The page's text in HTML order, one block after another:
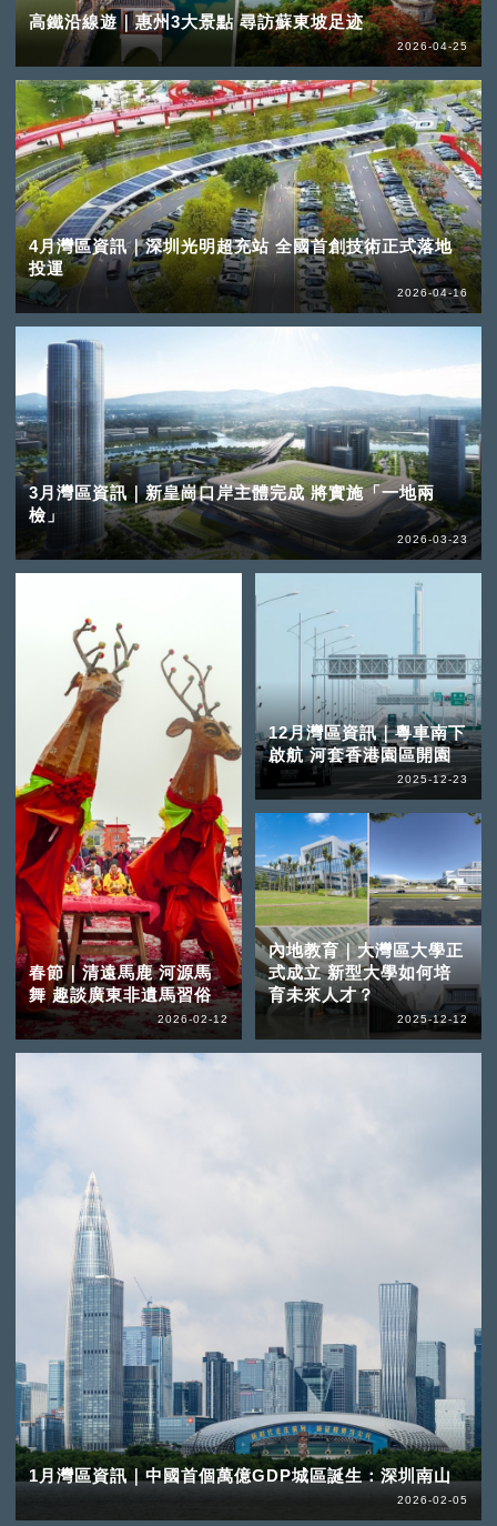
高鐵沿線遊｜惠州3大景點 尋訪蘇東坡足迹
2026-04-25
4月灣區資訊｜深圳光明超充站 全國首創技術正式落地
投運
2026-04-16
3月灣區資訊｜新皇崗口岸主體完成 將實施「一地兩
檢」
2026-03-23
春節｜清遠馬鹿 河源馬
舞 趣談廣東非遺馬習俗
2026-02-12
1月灣區資訊｜中國首個萬億GDP城區誕生：深圳南山
2026-02-05
12月灣區資訊｜粵車南下
啟航 河套香港園區開園
2025-12-23
內地教育｜大灣區大學正
式成立 新型大學如何培
育未來人才？
2025-12-12